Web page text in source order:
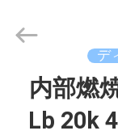
Copyright
Development
デ
内部燃
Lb 20k